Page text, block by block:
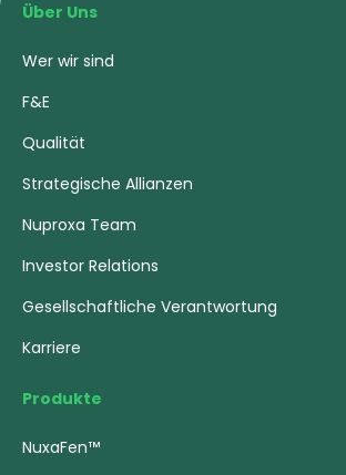
Über Uns
Wer wir sind
F&E
Qualität
Strategische Allianzen
Nuproxa Team
Investor Relations
Gesellschaftliche Verantwortung
Karriere
Produkte
NuxaFen™